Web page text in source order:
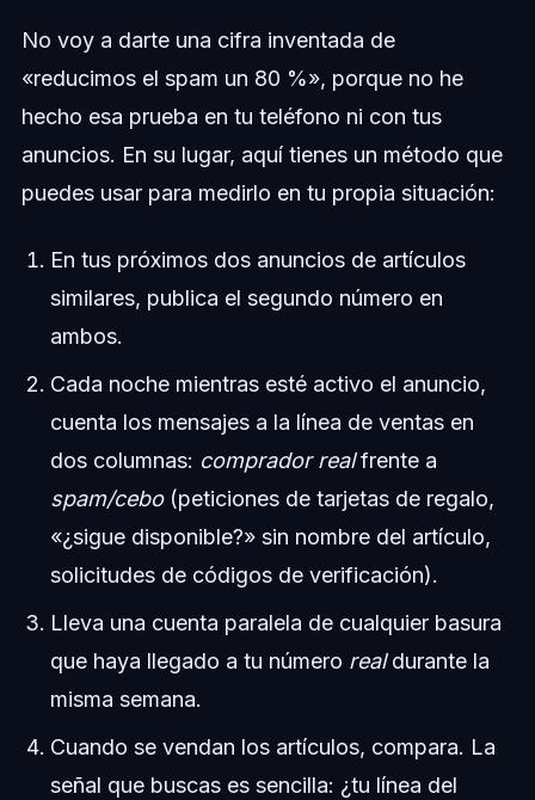
No voy a darte una cifra inventada de
«reducimos el spam un 80 %», porque no he
hecho esa prueba en tu teléfono ni con tus
anuncios. En su lugar, aquí tienes un método que
puedes usar para medirlo en tu propia situación:
En tus próximos dos anuncios de artículos
similares, publica el segundo número en
ambos.
Cada noche mientras esté activo el anuncio,
cuenta los mensajes a la línea de ventas en
dos columnas: comprador realfrente a
spam/cebo(peticiones de tarjetas de regalo,
«¿sigue disponible?» sin nombre del artículo,
solicitudes de códigos de verificación).
Lleva una cuenta paralela de cualquier basura
que haya llegado a tu número realdurante la
misma semana.
Cuando se vendan los artículos, compara. La
señal que buscas es sencilla: ¿tu línea del